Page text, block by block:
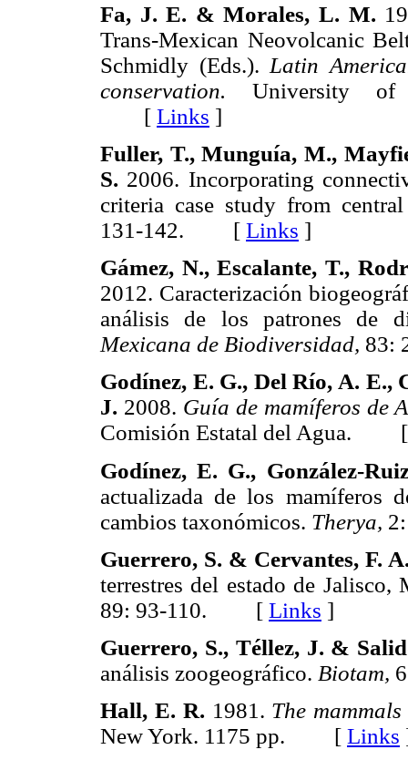
Fa, J. E. & Morales, L. M.
Trans-Mexican Neovolcanic
Schmidly (Eds.). Latin
conservation. University of
[ Links ]
Fuller, T., Munguía, M.,
S. 2006. Incorporating
criteria case study from
131-142. [ Links ]
Gámez, N., Escalante, T.,
2012. Caracterización
análisis de los patrones de
Mexicana de Biodiversidad,
Godínez, E. G., Del Río, A.
J. 2008. Guía de mamíferos de
Comisión Estatal del Agua.
Godínez, E. G., González-
actualizada de los mamíferos
cambios taxonómicos. Therya,
Guerrero, S. & Cervantes, F.
terrestres del estado de
89: 93-110. [ Links ]
Guerrero, S., Téllez, J. &
análisis zoogeográfico. Biotam,
Hall, E. R. 1981. The
New York. 1175 pp. [ Links